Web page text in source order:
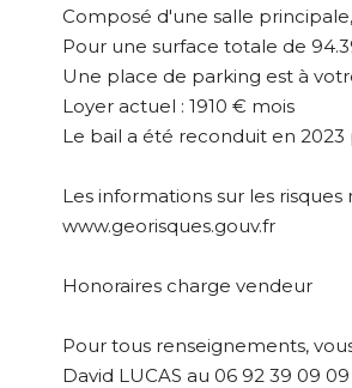
Composé d'une salle
Pour une surface totale de
Une place de parking est à
Loyer actuel : 1910 € mois
Le bail a été reconduit en 2023
Les informations sur les
www.georisques.gouv.fr
Honoraires charge vendeur
Pour tous renseignements,
David LUCAS au 06 92 39 09 09